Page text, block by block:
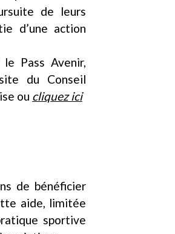
de leurs
d’une action
Pass Avenir,
du Conseil
ou cliquez ici
de bénéficier
aide, limitée
sportive